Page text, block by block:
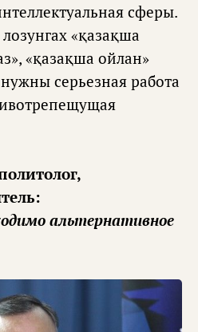
сферы.
«қазақша
«қазақша ойлан»
серьезная работа
альтернативное